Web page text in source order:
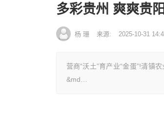
多彩贵州 爽爽贵
杨 珊 来源: 2025-10-31
营商“沃土”育产业“金蛋”!清
&md…